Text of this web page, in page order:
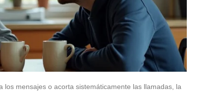
mensajes o acorta sistemáticamente las llamadas, la